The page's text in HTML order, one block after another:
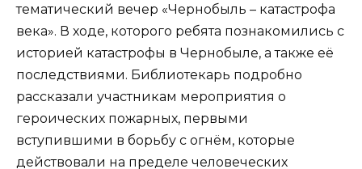
тематический вечер «Чернобыль – катастрофа
века». В ходе, которого ребята познакомились с
историей катастрофы в Чернобыле, а также её
последствиями. Библиотекарь подробно
рассказали участникам мероприятия о
героических пожарных, первыми
вступившими в борьбу с огнём, которые
действовали на пределе человеческих